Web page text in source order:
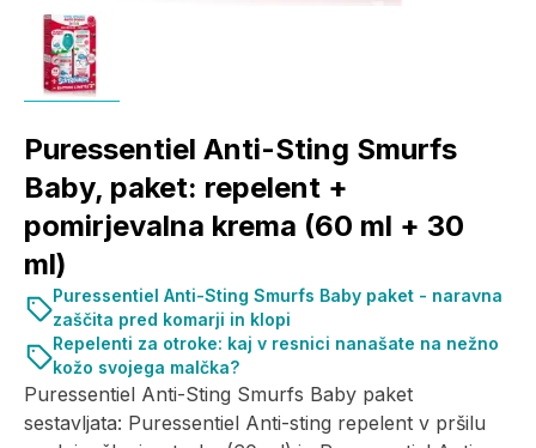
Puressentiel Anti-Sting Smurfs
Baby, paket: repelent +
pomirjevalna krema (60 ml + 30
ml)
Puressentiel Anti-Sting Smurfs Baby paket
sestavljata: Puressentiel Anti-sting repelent v pršilu
Puressentiel Anti-Sting Smurfs Baby paket - naravna
zaščita pred komarji in klopi
Repelenti za otroke: kaj v resnici nanašate na nežno
kožo svojega malčka?